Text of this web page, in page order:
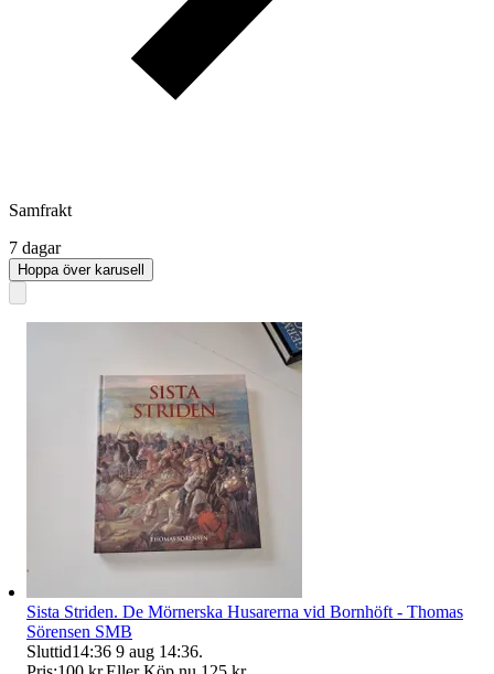
Samfrakt
7 dagar
Hoppa över karusell
Sista Striden. De Mörnerska Husarerna vid Bornhöft - Thomas
Sörensen SMB
Sluttid14:36 9 aug 14:36.